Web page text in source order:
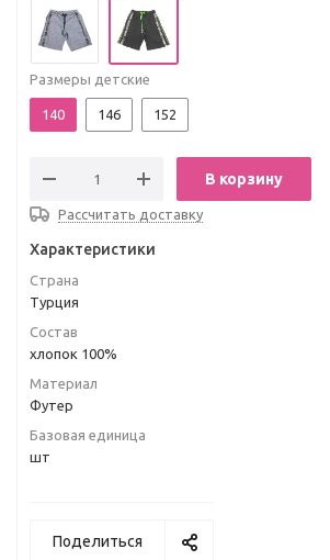
Размеры детские
140 146 152
В корзину
Рассчитать доставку
Характеристики
Страна
Турция
Состав
хлопок 100%
Материал
Футер
Базовая единица
шт
Поделиться